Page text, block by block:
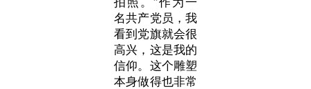
名共产党员，我
看到党旗就会很
高兴，这是我的
信仰。这个雕塑
本身做得也非常